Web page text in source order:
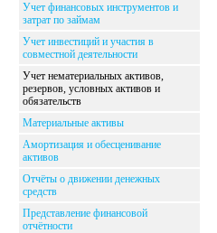
Учет финансовых инструментов и
затрат по займам
Учет инвестиций и участия в
совместной деятельности
Учет нематериальных активов,
резервов, условных активов и
обязательств
Материальные активы
Амортизация и обесценивание
активов
Отчёты о движении денежных
средств
Представление финансовой
отчётности